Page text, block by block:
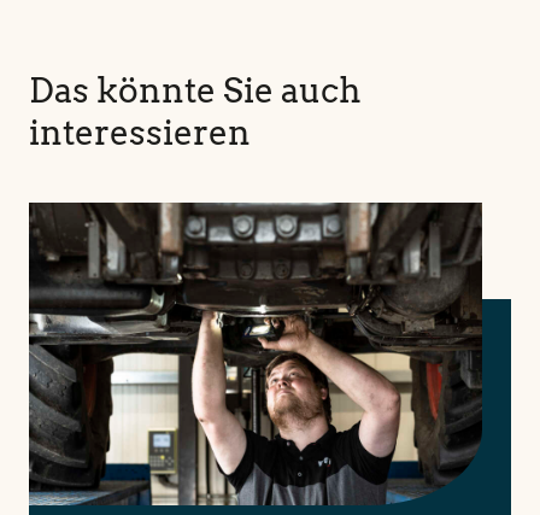
Das könnte Sie auch
interessieren